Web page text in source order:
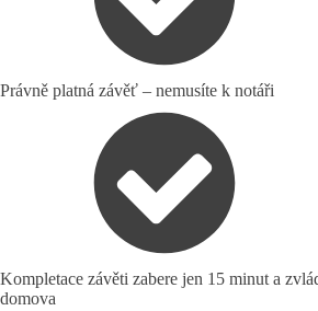
Právně platná závěť – nemusíte k notáři
Kompletace závěti zabere jen 15 minut a
domova